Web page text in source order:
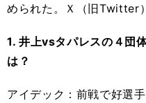
められた。Ｘ（旧Twitter
1. 井上vsタパレスの４団
は？
アイデック：前戦で好選